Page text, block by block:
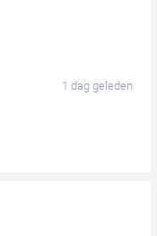
1 dag geleden